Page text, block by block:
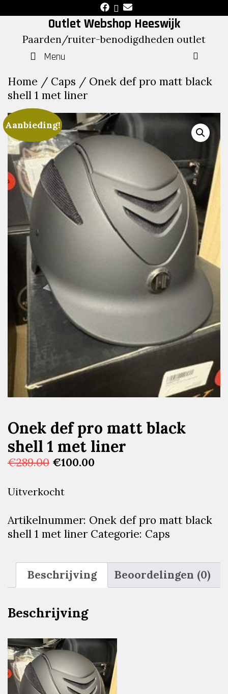
to
content
Outlet Webshop Heeswijk
Paarden/ruiter-benodigdheden outlet
Menu
Home / Caps / Onek def pro matt black
shell 1 met liner
Aanbieding!
Onek def pro matt black
shell 1 met liner
€289.00 Oorspronkelijke
was:
€100.00
Uitverkocht
Artikelnummer: Onek def pro matt black
shell 1 met liner Categorie: Caps
Beschrijving Beoordelingen (0)
Beschrijving